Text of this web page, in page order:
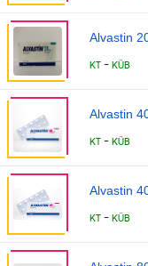
Alvastin
KT - KÜB
Alvastin
KT - KÜB
Alvastin
KT - KÜB